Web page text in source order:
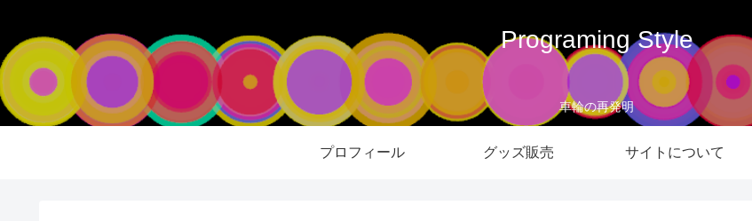
Programing Style
車輪の再発明
プロフィール グッズ販売 サイトについて